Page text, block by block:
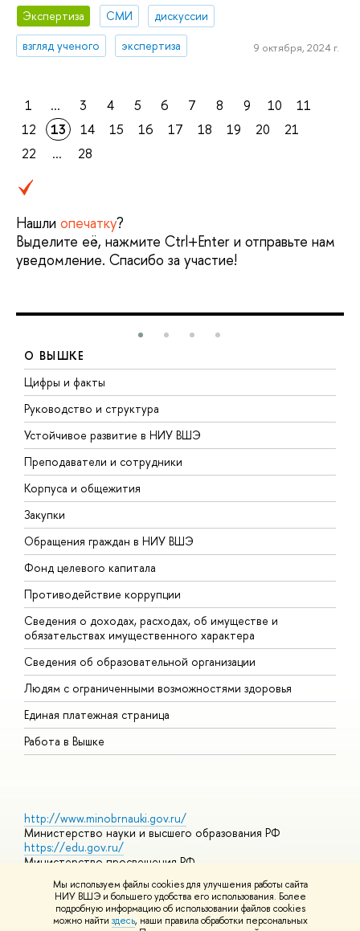
Мы используем файлы cookies для улучшения работы сайта
НИУ ВШЭ и большего удобства его использования. Более
подробную информацию об использовании файлов cookies
можно найти здесь, наши правила обработки персональных
Экспертиза СМИ
дискуссии
взгляд ученого
экспертиза 9 октября, 2024 г.
1 ... 3 4 5 6 7 8 9 10
11
12
13 14 15 16 17 18 19 20
21
22
... 28
Нашли опечатку?
Выделите её, нажмите Ctrl+Enter и отправьте нам
уведомление. Спасибо за участие!
О ВЫШКЕ
Цифры и факты
Руководство и структура
Устойчивое развитие в НИУ ВШЭ
Преподаватели и сотрудники
Корпуса и общежития
Закупки
Обращения граждан в НИУ ВШЭ
Фонд целевого капитала
Противодействие коррупции
Сведения о доходах, расходах, об имуществе и
обязательствах имущественного характера
Сведения об образовательной организации
Людям с ограниченными возможностями здоровья
Единая платежная страница
Работа в Вышке
http://www.minobrnauki.gov.ru/
Министерство науки и высшего образования РФ
https://edu.gov.ru/
Министерство просвещения РФ
https://elearning.hse.ru/mooc
Массовые открытые онлайн-курсы